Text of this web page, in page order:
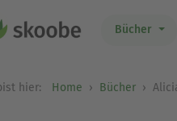
Bücher
hier: Home Bücher